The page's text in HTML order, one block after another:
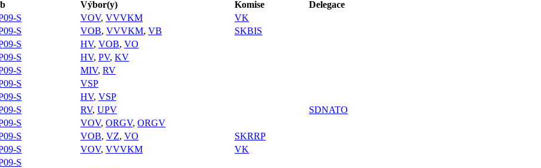
Výbor(y) Komise
Delegace
S VOV, VVVKM
VK
S VOB, VVVKM, VB
SKBIS
S HV, VOB, VO
S HV, PV, KV
S MIV, RV
S
VSP
S HV, VSP
S RV, UPV
SDNATO
S VOV, ORGV, ORGV
S VOB, VZ, VO
SKRRP
S VOV, VVVKM
VK
S